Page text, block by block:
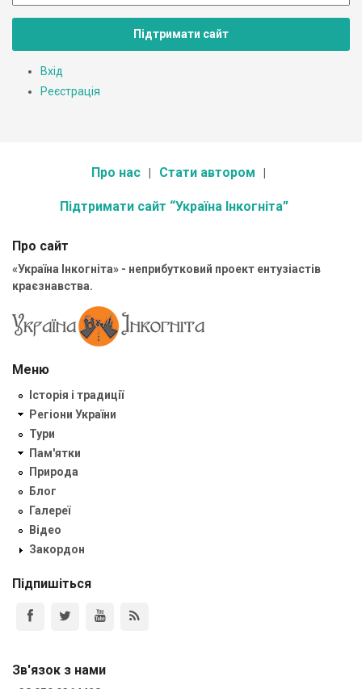
Підтримати сайт
Вхід
Реєстрація
Про нас Стати автором
Підтримати сайт “Україна Інкогніта”
Про сайт
«Україна Інкогніта» - неприбутковий проект ентузіастів
краєзнавства.
Меню
Історія і традиції
Регіони України
Тури
Пам'ятки
Природа
Блог
Галереї
Відео
Закордон
Підпишіться
Зв'язок з нами